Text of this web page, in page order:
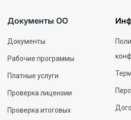
Документы ОО
Документы
Рабочие программы
Платные услуги
Проверка лицензии
Проверка итоговых